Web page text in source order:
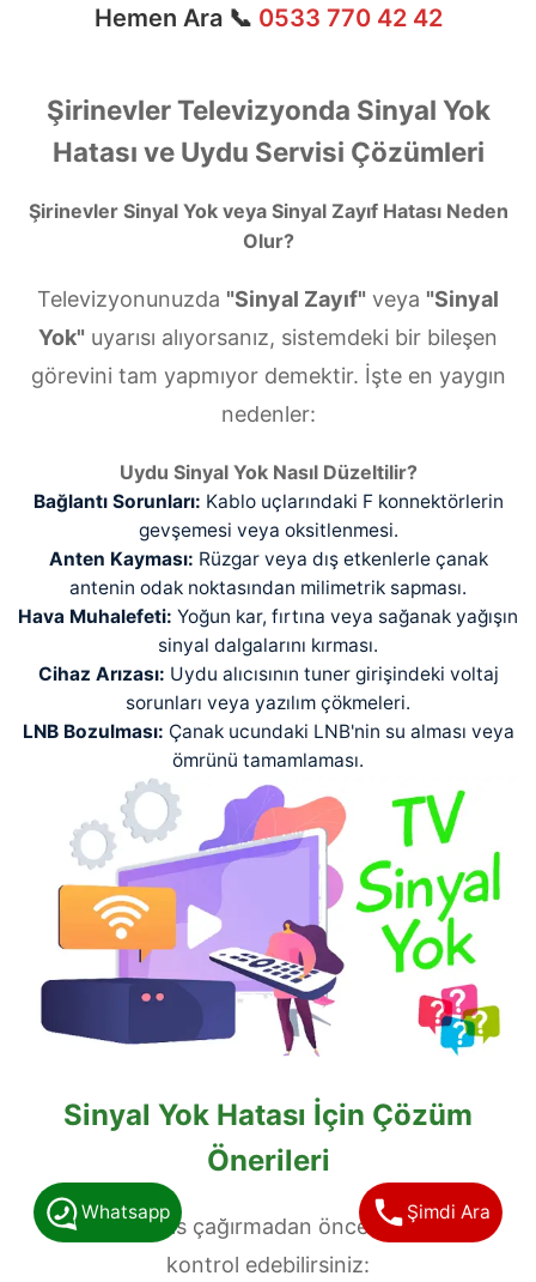
Hemen Ara 📞 0533 770 42 42
Şirinevler Televizyonda Sinyal Yok
Hatası ve Uydu Servisi Çözümleri
Şirinevler Sinyal Yok veya Sinyal Zayıf Hatası Neden
Olur?
Televizyonunuzda "Sinyal Zayıf" veya "Sinyal
Yok" uyarısı alıyorsanız, sistemdeki bir bileşen
görevini tam yapmıyor demektir. İşte en yaygın
nedenler:
Uydu Sinyal Yok Nasıl Düzeltilir?
Bağlantı Sorunları: Kablo uçlarındaki F konnektörlerin
gevşemesi veya oksitlenmesi.
Anten Kayması: Rüzgar veya dış etkenlerle çanak
antenin odak noktasından milimetrik sapması.
Hava Muhalefeti: Yoğun kar, fırtına veya sağanak yağışın
sinyal dalgalarını kırması.
Cihaz Arızası: Uydu alıcısının tuner girişindeki voltaj
sorunları veya yazılım çökmeleri.
LNB Bozulması: Çanak ucundaki LNB'nin su alması veya
ömrünü tamamlaması.
Sinyal Yok Hatası İçin Çözüm
Önerileri
Teknik servis çağırmadan önce şu adımları
kontrol edebilirsiniz:
Şimdi Ara
Whatsapp